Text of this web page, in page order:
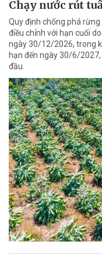
Chạy nước rút
Quy định chống phá
điều chỉnh với hạn cuối
ngày 30/12/2026, trong
hạn đến ngày 30/6/
đầu.